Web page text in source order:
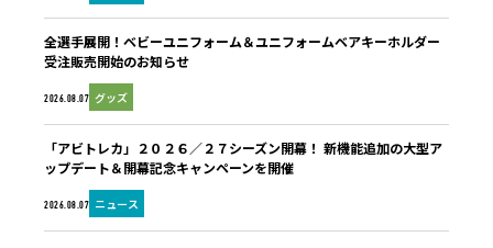
2026.08.07 グッズ
全選手展開！ベビーユニフォーム＆ユニフォームベアキーホルダー
受注販売開始のお知らせ
2026.08.07 ニュース
「アビトレカ」２０２６／２７シーズン開幕！ 新機能追加の大型ア
ップデート＆開幕記念キャンペーンを開催